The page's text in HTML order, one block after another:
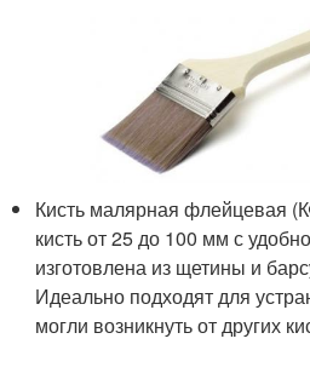
Кисть малярная флейцевая
кисть от 25 до 100 мм с
изготовлена из щетины и
Идеально подходят для
могли возникнуть от других